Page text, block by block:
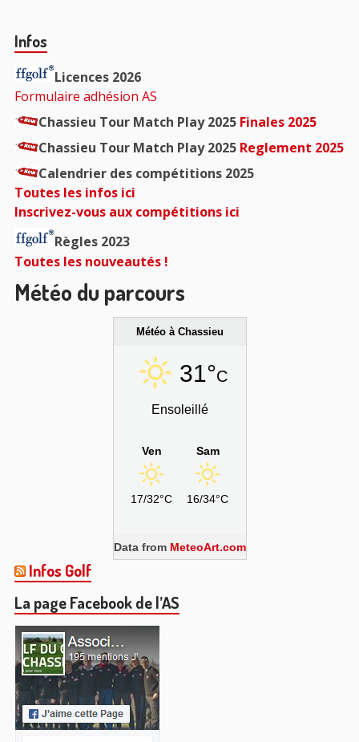
Barre
principale
Infos
Licences 2026
Formulaire adhésion AS
Chassieu Tour Match Play 2025 Finales 2025
Chassieu Tour Match Play 2025 Reglement 2025
Calendrier des compétitions 2025
Toutes les infos ici
Inscrivez-vous aux compétitions ici
Règles 2023
Toutes les nouveautés !
Météo du parcours
Météo à Chassieu
31°C
Ensoleillé
Ven
17/32°C
Sam
16/34°C
Data from MeteoArt.com
Infos Golf
La page Facebook de l’AS